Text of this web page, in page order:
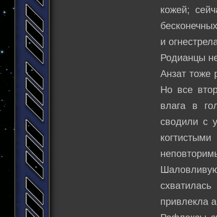
кожей;
и
Родианцы
Анзат тоже
Но все
влага в
сводили с
привлекла